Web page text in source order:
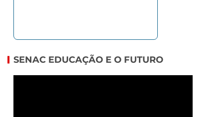
SENAC EDUCAÇÃO E O FUTURO